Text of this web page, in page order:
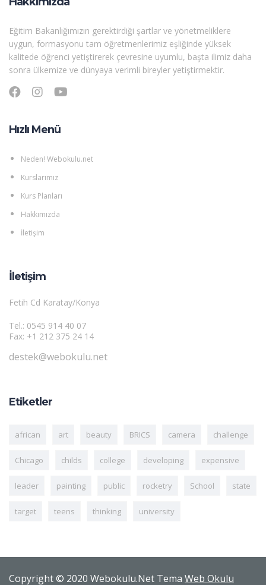
Eğitim Bakanlığımızın gerektirdiği şartlar ve yönetmeliklere
uygun, formasyonu tam öğretmenlerimiz eşliğinde yüksek
kalitede öğrenci yetiştirerek çevresine uyumlu, başta ilimiz daha
sonra ülkemize ve dünyaya verimli bireyler yetiştirmektir.
Hızlı Menü
Neden! Webokulu.net
Kurslarımız
Kurs Planları
Hakkımızda
İletişim
İletişim
Fetih Cd Karatay/Konya
Tel.: 0545 914 40 07
Fax: +1 212 375 24 14
destek@webokulu.net
Etiketler
african art beauty BRICS camera challenge
Chicago childs college developing expensive
leader painting public rocketry School state
target teens thinking university
Copyright © 2020 Webokulu.Net Tema Web Okulu